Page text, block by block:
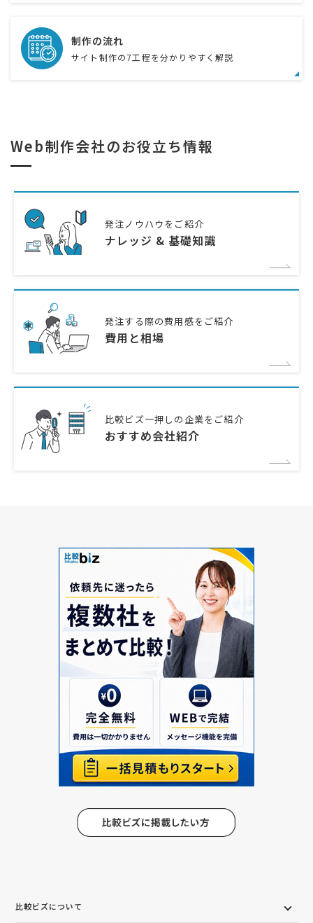
制作の流れ
サイト制作の7工程を分かりやすく解説
Web制作会社のお役立ち情報
発注ノウハウをご紹介
ナレッジ & 基礎知識
発注する際の費用感をご紹介
費用と相場
比較ビズ一押しの企業をご紹介
おすすめ会社紹介
比較ビズについて